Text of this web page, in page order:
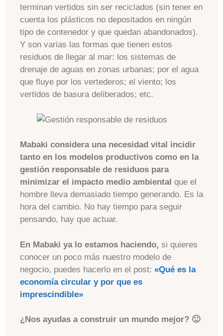
terminan vertidos sin ser reciclados (sin tener en
cuenta los plásticos no depositados en ningún
tipo de contenedor y que quedan abandonados).
Y son varias las formas que tienen estos
residuos de llegar al mar: los sistemas de
drenaje de aguas en zonas urbanas; por el agua
que fluye por los vertederos; el viento; los
vertidos de basura deliberados; etc.
Mabaki considera una necesidad vital incidir
tanto en los modelos productivos como en la
gestión responsable de residuos para
minimizar el impacto medio ambiental que el
hombre lleva demasiado tiempo generando. Es la
hora del cambio. No hay tiempo para seguir
pensando, hay que actuar.
En Mabaki ya lo estamos haciendo, si quieres
conocer un poco más nuestro modelo de
negocio, puedes hacerlo en el post: «Qué es la
economía circular y por que es
imprescindible»
¿Nos ayudas a construir un mundo mejor? 🙂